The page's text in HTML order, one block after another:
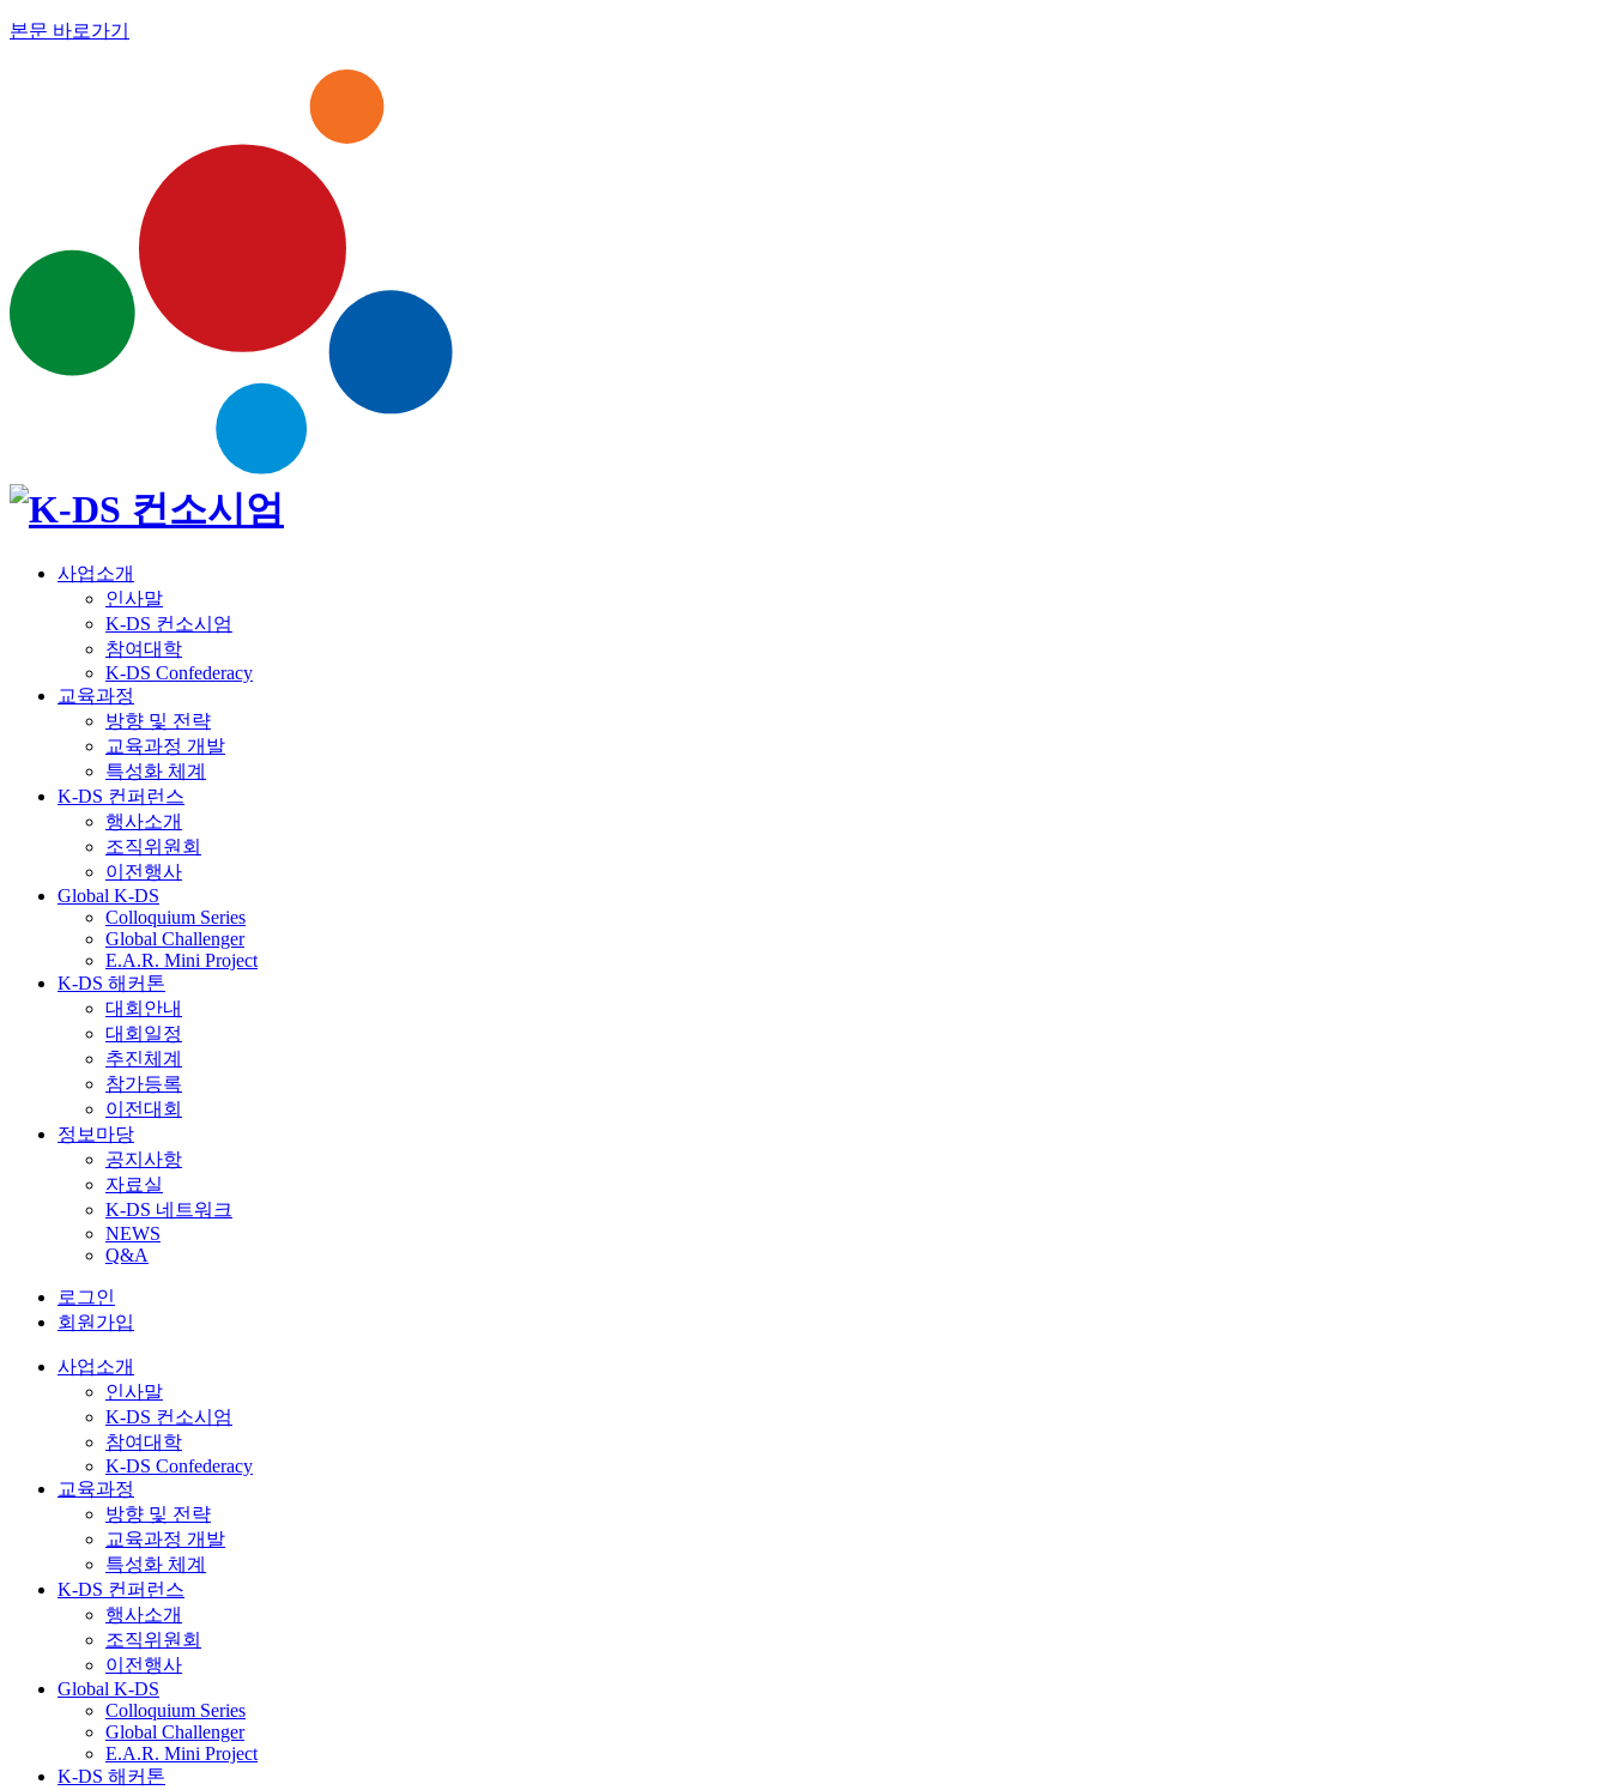
본문 바로가기
사업소개
인사말
K-DS 컨소시엄
참여대학
K-DS Confederacy
교육과정
방향 및 전략
교육과정 개발
특성화 체계
K-DS 컨퍼런스
행사소개
조직위원회
이전행사
Global K-DS
Colloquium Series
Global Challenger
E.A.R. Mini Project
K-DS 해커톤
대회안내
대회일정
추진체계
참가등록
이전대회
정보마당
공지사항
자료실
K-DS 네트워크
NEWS
Q&A
로그인
회원가입
사업소개
인사말
K-DS 컨소시엄
참여대학
K-DS Confederacy
교육과정
방향 및 전략
교육과정 개발
특성화 체계
K-DS 컨퍼런스
행사소개
조직위원회
이전행사
Global K-DS
Colloquium Series
Global Challenger
E.A.R. Mini Project
K-DS 해커톤